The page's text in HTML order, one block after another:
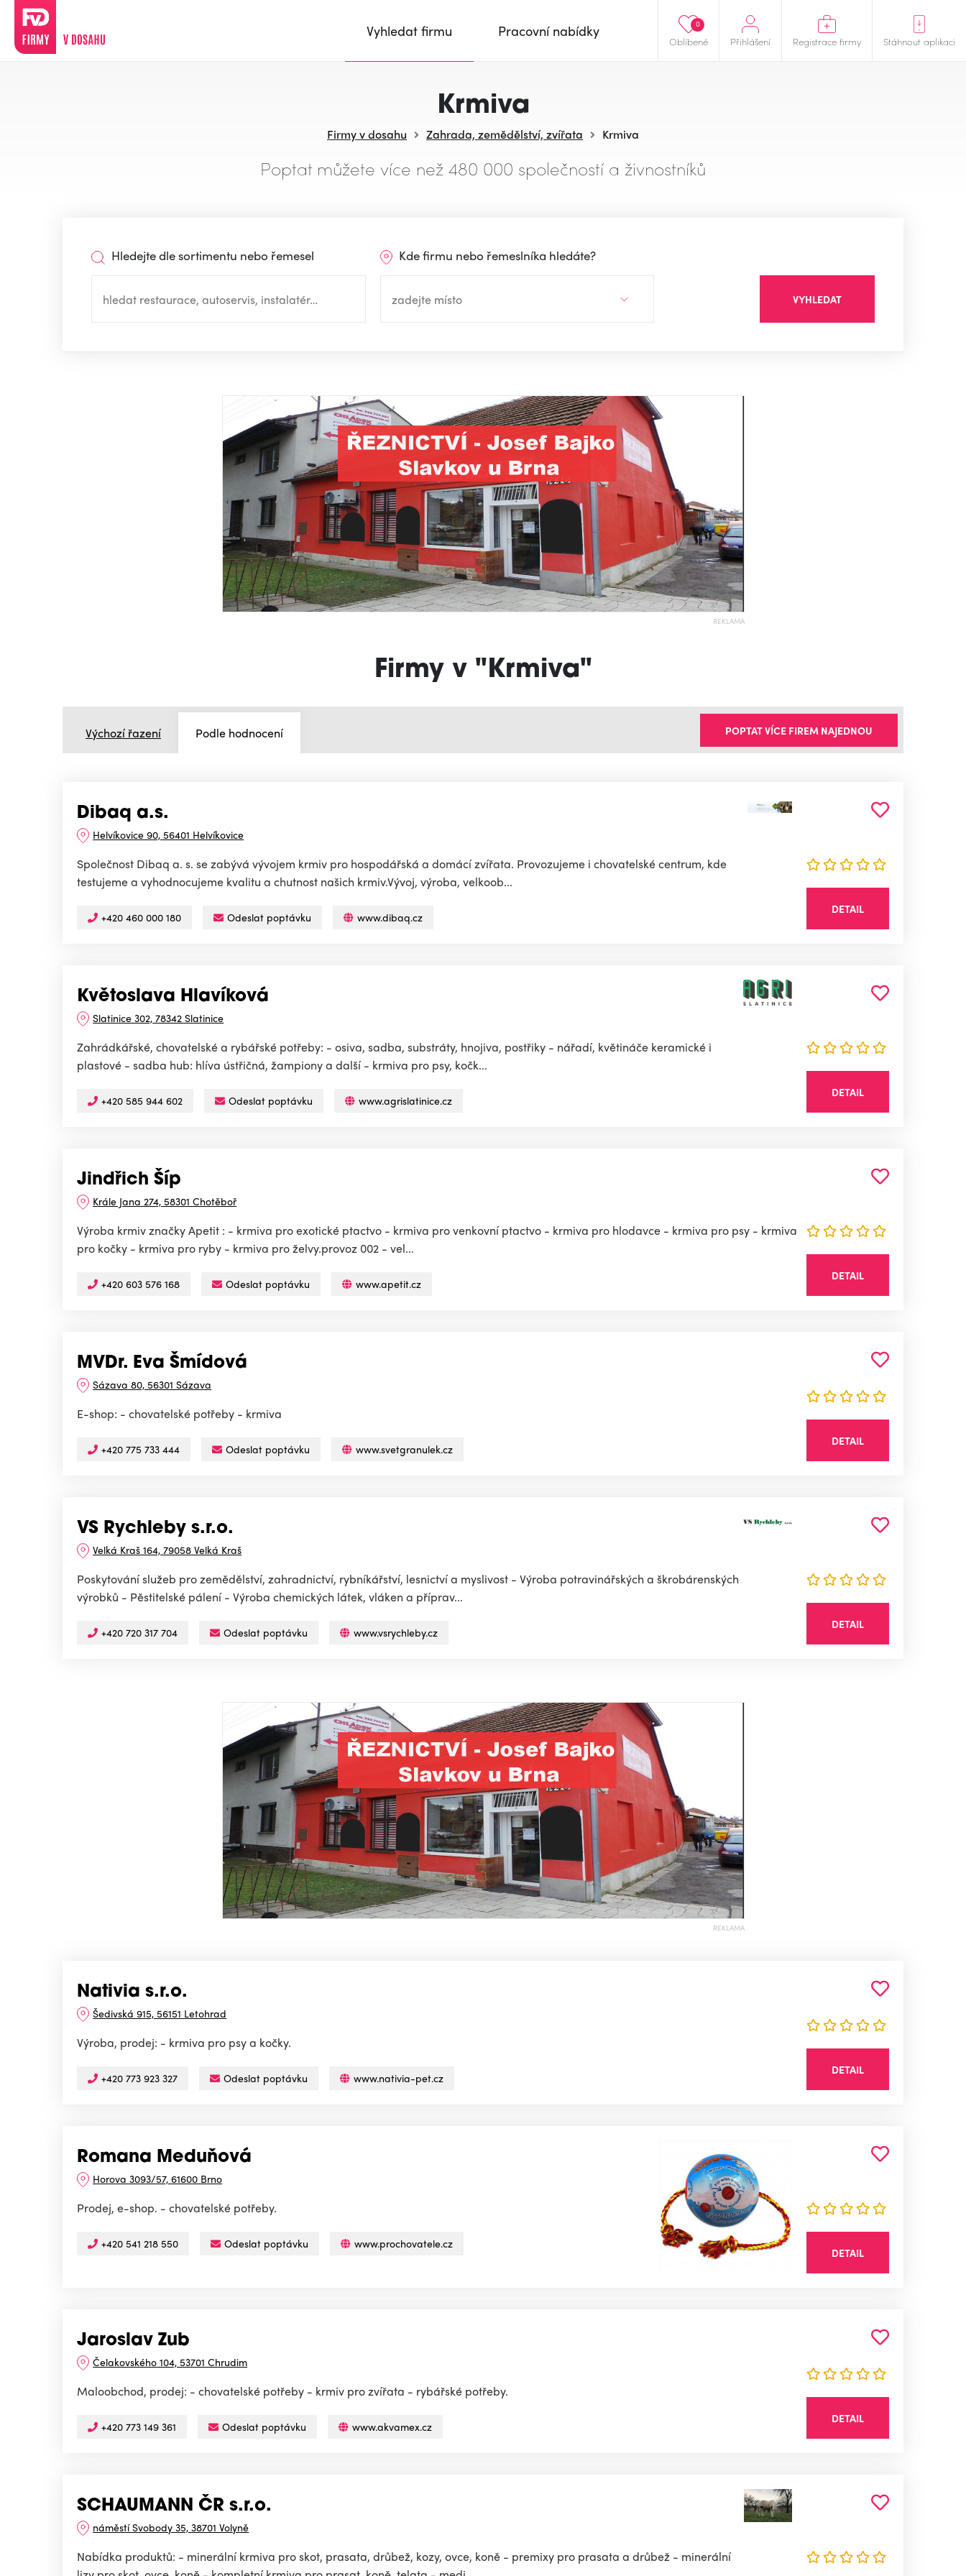
Oblíbené
0
Přihlášení Registrace firmy Stáhnout aplikaci
Vyhledat firmu Pracovní nabídky
Krmiva
Firmy v dosahu Zahrada, zemědělství, zvířata Krmiva
Poptat můžete více než 480 000 společností a živnostníků
Hledejte dle sortimentu nebo řemesel Kde firmu nebo řemeslníka hledáte?
VYHLEDAT
REKLAMA
Firmy v "Krmiva"
Výchozí řazení Podle hodnocení POPTAT VÍCE FIREM NAJEDNOU
Dibaq a.s.
Helvíkovice 90, 56401 Helvíkovice
Společnost Dibaq a. s. se zabývá vývojem krmiv pro hospodářská a domácí zvířata. Provozujeme i chovatelské centrum, kde
testujeme a vyhodnocujeme kvalitu a chutnost našich krmiv.Vývoj, výroba, velkoob...
+420 460 000 180 Odeslat poptávku www.dibaq.cz
DETAIL
Květoslava Hlavíková
Slatinice 302, 78342 Slatinice
Zahrádkářské, chovatelské a rybářské potřeby: - osiva, sadba, substráty, hnojiva, postřiky - nářadí, květináče keramické i
plastové - sadba hub: hlíva ústřičná, žampiony a další - krmiva pro psy, kočk...
+420 585 944 602 Odeslat poptávku www.agrislatinice.cz
DETAIL
Jindřich Šíp
Krále Jana 274, 58301 Chotěboř
Výroba krmiv značky Apetit : - krmiva pro exotické ptactvo - krmiva pro venkovní ptactvo - krmiva pro hlodavce - krmiva pro psy - krmiva
pro kočky - krmiva pro ryby - krmiva pro želvy.provoz 002 - vel...
+420 603 576 168 Odeslat poptávku www.apetit.cz
DETAIL
MVDr. Eva Šmídová
Sázava 80, 56301 Sázava
E-shop: - chovatelské potřeby - krmiva
+420 775 733 444 Odeslat poptávku www.svetgranulek.cz
DETAIL
VS Rychleby s.r.o.
Velká Kraš 164, 79058 Velká Kraš
Poskytování služeb pro zemědělství, zahradnictví, rybníkářství, lesnictví a myslivost - Výroba potravinářských a škrobárenských
výrobků - Pěstitelské pálení - Výroba chemických látek, vláken a příprav...
+420 720 317 704 Odeslat poptávku www.vsrychleby.cz
DETAIL
REKLAMA
Nativia s.r.o.
Šedivská 915, 56151 Letohrad
Výroba, prodej: - krmiva pro psy a kočky.
+420 773 923 327 Odeslat poptávku www.nativia-pet.cz
DETAIL
Romana Meduňová
Horova 3093/57, 61600 Brno
Prodej, e-shop. - chovatelské potřeby.
+420 541 218 550 Odeslat poptávku www.prochovatele.cz
DETAIL
Jaroslav Zub
Čelakovského 104, 53701 Chrudim
Maloobchod, prodej: - chovatelské potřeby - krmiv pro zvířata - rybářské potřeby.
+420 773 149 361 Odeslat poptávku www.akvamex.cz
DETAIL
SCHAUMANN ČR s.r.o.
náměstí Svobody 35, 38701 Volyně
Nabídka produktů: - minerální krmiva pro skot, prasata, drůbež, kozy, ovce, koně - premixy pro prasata a drůbež - minerální